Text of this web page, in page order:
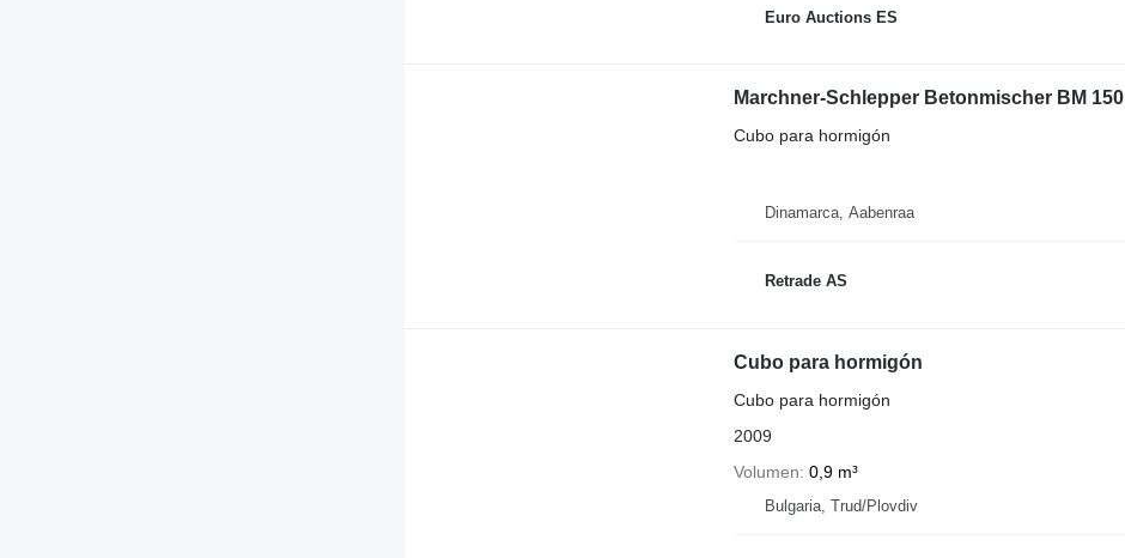
Euro Auctions ES
Marchner-Schlepper Betonmischer BM 150
Cubo para hormigón
Dinamarca, Aabenraa
Retrade AS
Cubo para hormigón
Cubo para hormigón
2009
Volumen 0,9 m³
Bulgaria, Trud/Plovdiv